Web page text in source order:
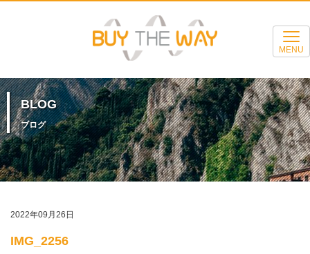
MENU
BLOG
ブログ
2022年09月26日
IMG_2256